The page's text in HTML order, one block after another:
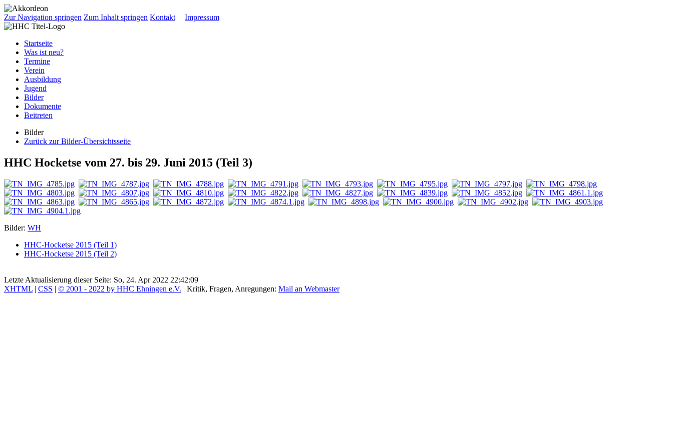
Zur Navigation springen Zum Inhalt springen Kontakt | Impressum
Startseite
Was ist neu?
Termine
Verein
Ausbildung
Jugend
Bilder
Dokumente
Beitreten
Bilder
Zurück zur Bilder-Übersichtsseite
HHC Hocketse vom 27. bis 29. Juni 2015 (Teil 3)
Bilder: WH
HHC-Hocketse 2015 (Teil 1)
HHC-Hocketse 2015 (Teil 2)
Letzte Aktualisierung dieser Seite: So, 24. Apr 2022 22:42:09
XHTML | CSS | © 2001 - 2022 by HHC Ehningen e.V. | Kritik, Fragen, Anregungen: Mail an Webmaster